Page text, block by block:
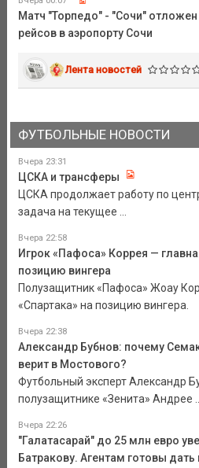
Матч "Торпедо" - "Сочи"
рейсов в аэропорту Сочи
Лента новостей
ФУТБОЛЬНЫЕ НОВОСТИ
Вчера 23:31
ЦСКА и трансферы
ЦСКА продолжает работу по
задача на текущее ...
Вчера 22:58
Игрок «Пафоса» Коррея —
позицию вингера
Полузащитник «Пафоса» Жоау
«Спартака» на позицию вингера.
Вчера 22:38
Александр Бубнов: почему
верит в Мостового?
Футбольный эксперт Александр
полузащитнике «Зенита» Андрее
Вчера 22:26
"Галатасарай" до 25 млн евро
Батракову. Агентам готовы